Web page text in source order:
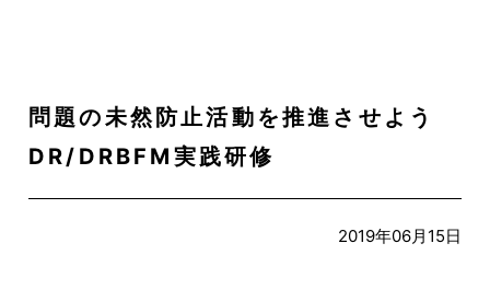
スタッフ紹介
書籍紹介
お問い合わせ
問題の未然防止活動を推進させよう
DR/DRBFM実践研修
2019年06月15日